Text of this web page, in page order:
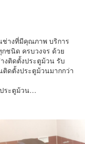
ช่างที่มีคุณภาพ บริการ
ชนิด ครบวงจร ด้วย
งติดตั้งประตูม้วน รับ
ดตั้งประตูม้วนมากกว่า
ระตูม้วน…